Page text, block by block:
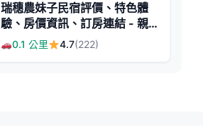
瑞穗農妹子民宿評價、特色體
驗、房價資訊、訂房連結 - 親
切服務與便利交通
0.1 公里 4.7(222)